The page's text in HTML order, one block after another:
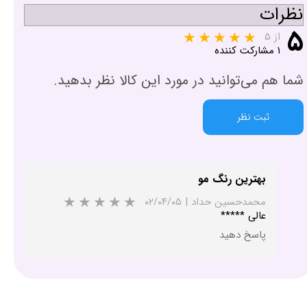
نظرات
۵ از ۵
۱ مشارکت کننده
شما هم می‌توانید در مورد این کالا نظر بدهید.
ثبت نظر
بهترین رنگ مو
محمدحسین حداد | ۰۲/۰۴/۰۵
عالی *****
پاسخ دهید